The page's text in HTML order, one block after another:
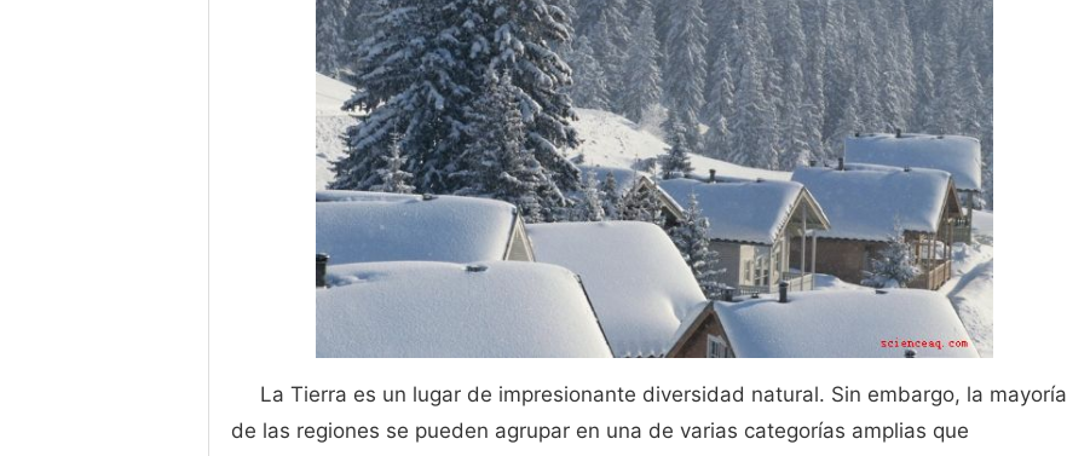
La Tierra es un lugar de impresionante diversidad natural. Sin embargo, la mayoría
de las regiones se pueden agrupar en una de varias categorías amplias que